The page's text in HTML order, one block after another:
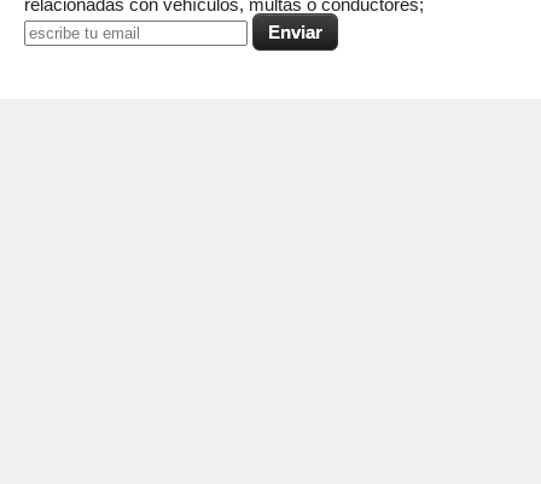
relacionadas con vehículos, multas o conductores;